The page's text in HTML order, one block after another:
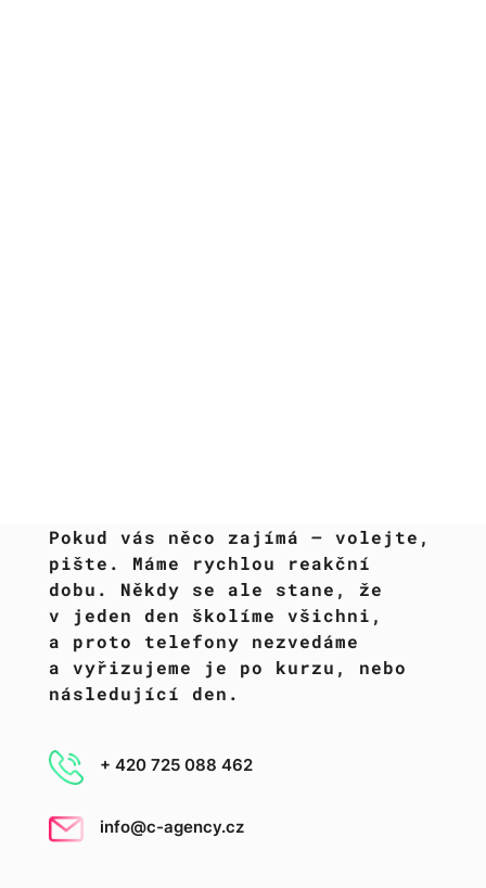
Pokud vás něco zajímá – volejte,
pište. Máme rychlou reakční
dobu. Někdy se ale stane, že
v jeden den školíme všichni,
a proto telefony nezvedáme
a vyřizujeme je po kurzu, nebo
následující den.
+ 420 725 088 462
info@c-agency.cz